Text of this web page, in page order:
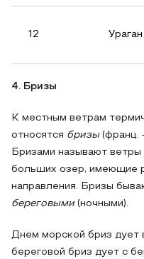
12 Ураган
4. Бризы
К местным ветрам
относятся бризы(франц.
Бризами называют ветры
больших озер, имеющие
направления. Бризы
береговыми (ночными).
Днем морской бриз дует
береговой бриз дует с